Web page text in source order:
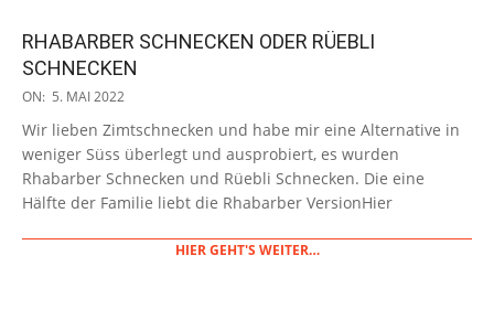
RHABARBER SCHNECKEN ODER RÜEBLI
SCHNECKEN
2022-
05
ON: 5. MAI 2022
Wir lieben Zimtschnecken und habe mir eine Alternative in
weniger Süss überlegt und ausprobiert, es wurden
Rhabarber Schnecken und Rüebli Schnecken. Die eine
Hälfte der Familie liebt die Rhabarber VersionHier
HIER GEHT'S WEITER…